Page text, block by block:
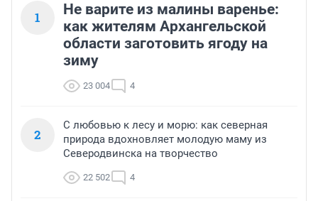
1
Не варите из малины варенье:
как жителям Архангельской
области заготовить ягоду на
зиму
23 004 4
2
С любовью к лесу и морю: как северная
природа вдохновляет молодую маму из
Северодвинска на творчество
22 502 4